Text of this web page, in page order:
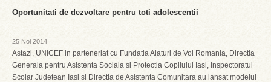
Oportunitati de dezvoltare pentru toti adolescentii
25 Noi 2014
Astazi, UNICEF in parteneriat cu Fundatia Alaturi de Voi Romania, Directia
Generala pentru Asistenta Sociala si Protectia Copilului Iasi, Inspectoratul
Scolar Judetean Iasi si Directia de Asistenta Comunitara au lansat modelul